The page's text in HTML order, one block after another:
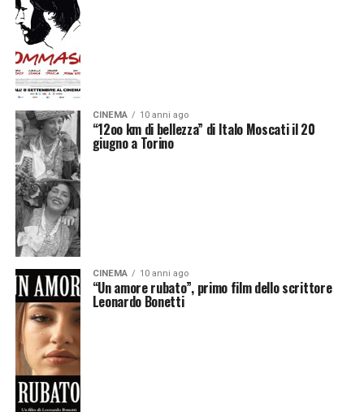
CINEMA 10 anni ago
“12oo km di bellezza” di Italo Moscati il 20
giugno a Torino
CINEMA 10 anni ago
“Un amore rubato”, primo film dello scrittore
Leonardo Bonetti